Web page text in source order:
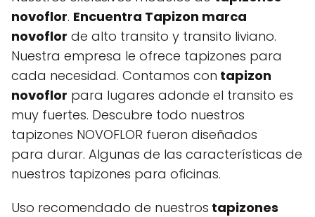
novoflor. Encuentra Tapizon marca
novoflor de alto transito y transito liviano.
Nuestra empresa le ofrece tapizones para
cada necesidad. Contamos con tapizon
novoflor para lugares adonde el transito es
muy fuertes. Descubre todo nuestros
tapizones NOVOFLOR fueron diseñados
para durar. Algunas de las características de
nuestros tapizones para oficinas.
Uso recomendado de nuestros tapizones